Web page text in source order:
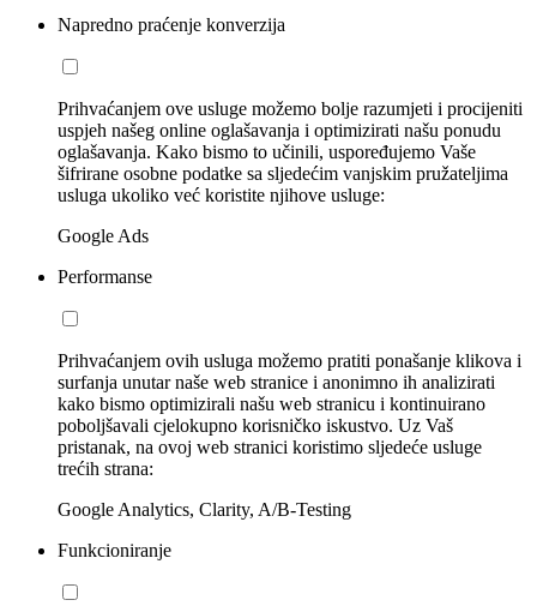
Napredno praćenje konverzija
Prihvaćanjem ove usluge možemo bolje razumjeti i procijeniti
uspjeh našeg online oglašavanja i optimizirati našu ponudu
oglašavanja. Kako bismo to učinili, uspoređujemo Vaše
šifrirane osobne podatke sa sljedećim vanjskim pružateljima
usluga ukoliko već koristite njihove usluge:
Google Ads
Performanse
Prihvaćanjem ovih usluga možemo pratiti ponašanje klikova i
surfanja unutar naše web stranice i anonimno ih analizirati
kako bismo optimizirali našu web stranicu i kontinuirano
poboljšavali cjelokupno korisničko iskustvo. Uz Vaš
pristanak, na ovoj web stranici koristimo sljedeće usluge
trećih strana:
Google Analytics, Clarity, A/B-Testing
Funkcioniranje